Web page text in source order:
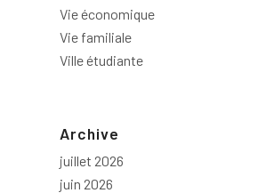
Vie économique
Vie familiale
Ville étudiante
Archive
juillet 2026
juin 2026